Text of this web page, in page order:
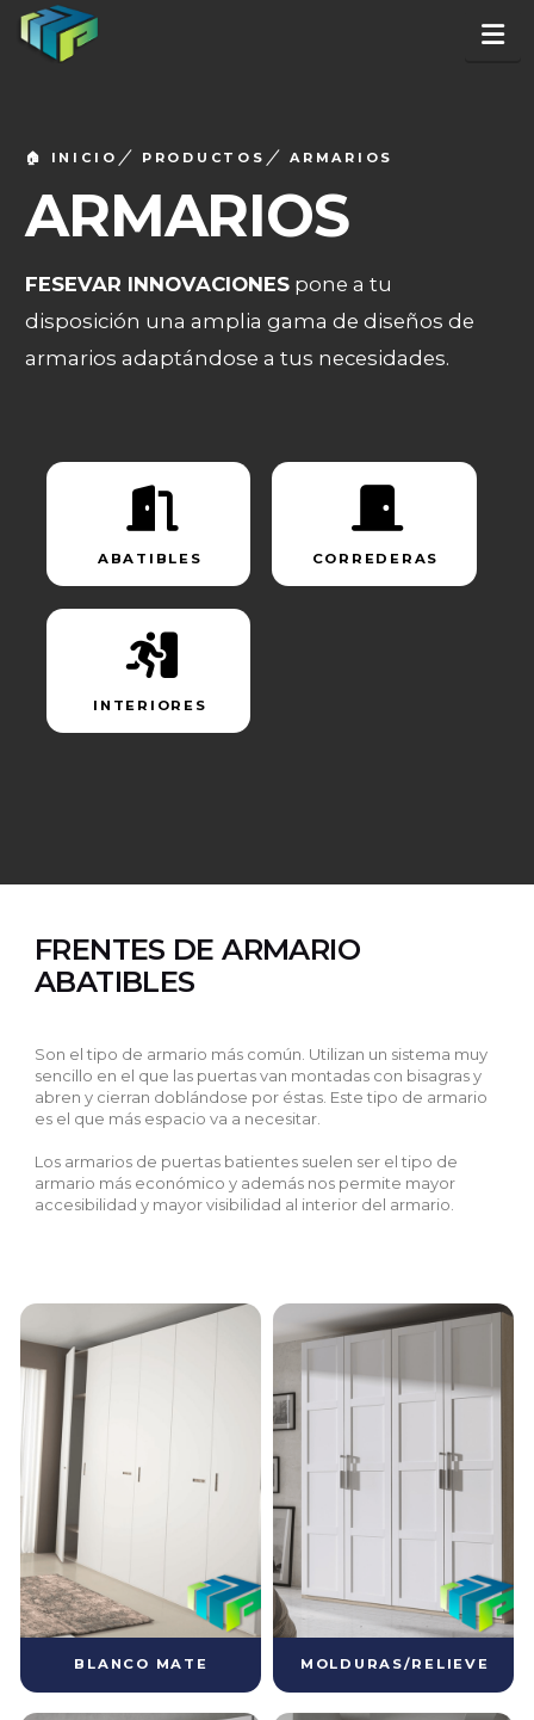
🏠 INICIO PRODUCTOS ARMARIOS
ARMARIOS
FESEVAR INNOVACIONES pone a tu
disposición una amplia gama de diseños de
armarios adaptándose a tus necesidades.
ABATIBLES CORREDERAS
INTERIORES
FRENTES DE ARMARIO
ABATIBLES
Son el tipo de armario más común. Utilizan un sistema muy
sencillo en el que las puertas van montadas con bisagras y
abren y cierran doblándose por éstas. Este tipo de armario
es el que más espacio va a necesitar.
Los armarios de puertas batientes suelen ser el tipo de
armario más económico y además nos permite mayor
accesibilidad y mayor visibilidad al interior del armario.
BLANCO MATE MOLDURAS/RELIEVE